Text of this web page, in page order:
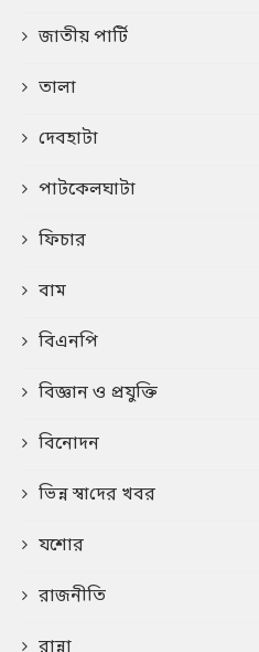
জাতীয় পার্টি
তালা
দেবহাটা
পাটকেলঘাটা
ফিচার
বাম
বিএনপি
বিজ্ঞান ও প্রযুক্তি
বিনোদন
ভিন্ন স্বা‌দের খবর
যশোর
রাজনীতি